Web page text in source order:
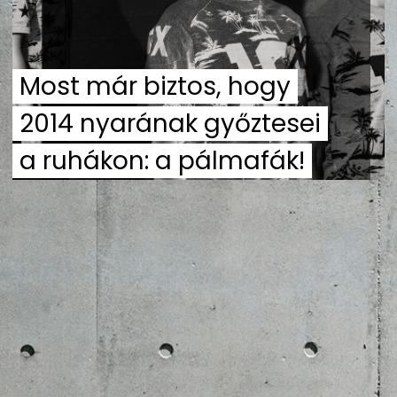
ZENE
MÉDIAAJÁNLAT
IMPRESSZUM
PR-ARCHÍVUM
ADATKEZELÉSI TÁJÉKOZTATÓ
Most már biztos, hogy
2014 nyarának győztesei
a ruhákon: a pálmafák!